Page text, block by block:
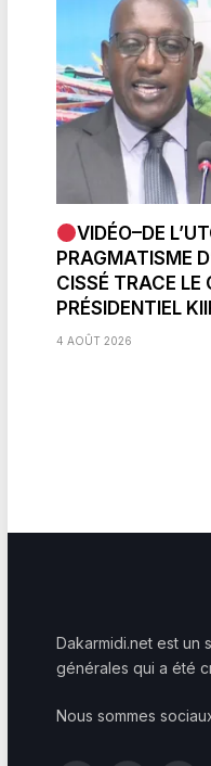
VIDÉO–DE
PRAGMATISME
CISSÉ TRACE
PRÉSIDENTIEL
4 AOÛT 2026
Dakarmidi.net est un
générales qui a été
Nous sommes